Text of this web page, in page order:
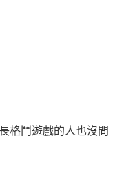
格鬥遊戲的人也沒問